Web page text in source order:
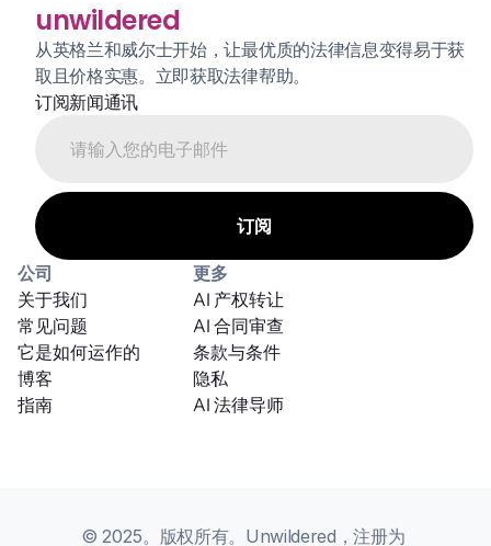
unwildered
从英格兰和威尔士开始，让最优质的法律信息变得易于获
取且价格实惠。立即获取法律帮助。
订阅新闻通讯
公司
关于我们
常见问题
它是如何运作的
博客
指南
更多
条款与条件
AI 合同审查
AI 法律导师
隐私
AI 产权转让
© 2025。版权所有。Unwildered，注册为